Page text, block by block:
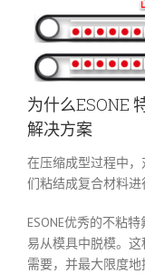
为什么ESONE
解决方案
在压缩成型过程中
们粘结成复合材料进
ESONE优秀的不粘
易从模具中脱模。
需要，并最大限度地